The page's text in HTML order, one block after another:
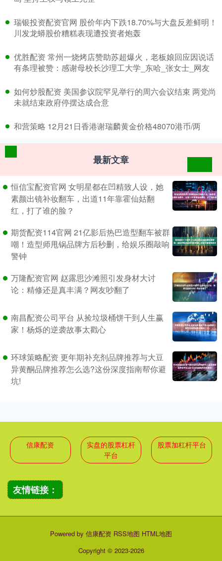
​瑞银投资配资官网 股价年内下跌18.70%与大盘反差鲜明！
川发龙蟒股价糟糕表现遭投资者炮轰
​优胜配资 常州一烧烤店赞助苏超爆火，老板娘回应因说话
有条理被赞：感谢母校长沙理工大学_东哈_张女士_网友
​如何炒股配资 美国参议院罕见举行的周六会议结束 两党尚
未就结束政府停摆达成合意
​和营策略 12月21日香港谢瑞麟黄金价格48070港币/两
最新文章
恒信宝配资官网 女明星都在凹精致人设，她
素颜出镜补妆翻车，出道11年靠霍仙姑翻
红，打了谁的脸？
期货配资114官网 21亿影后热巴造型翻车被群
嘲！造型师甩锅品牌方后秒删，给娱乐圈敲响
警钟
万隆配资官网 赵露思沙滩照引发身材大讨
论：精修还是真丰满？网友吵翻了
南昌配资公司平台 从捡垃圾桶饼干到人生赢
家！杨烁的逆袭故事太戳心
环球策略配资 更年期补充剂品牌推荐与大豆
异黄酮品牌推荐怎么选?这份深度指南帮你避
坑!
信康配资
实盘的股票杠杆
平台
股票加杠杆平台
友情链接：
Powered by 信康配资 RSS地图 HTML地图
Copyright © 2023-2026